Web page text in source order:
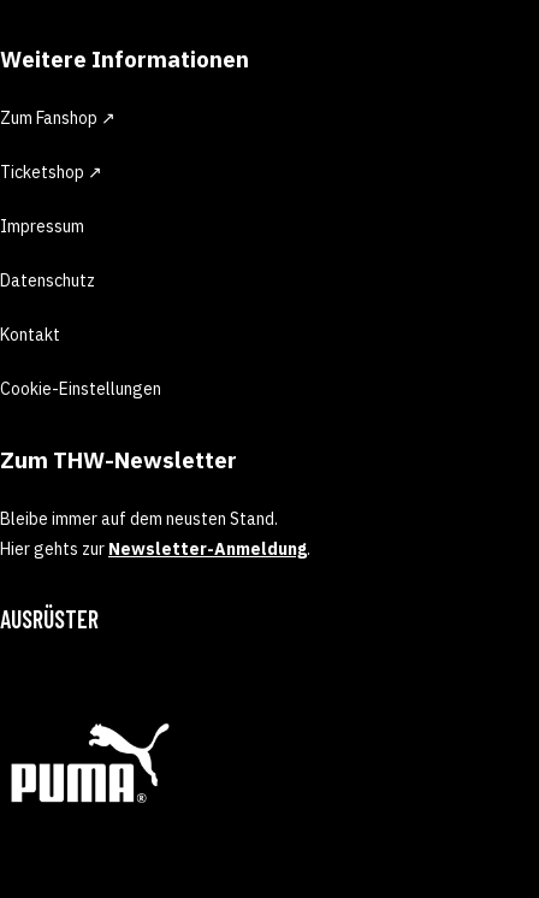
Weitere Informationen
Zum Fanshop ↗
Ticketshop ↗
Impressum
Datenschutz
Kontakt
Cookie-Einstellungen
Zum THW-Newsletter
Bleibe immer auf dem neusten Stand.
Hier gehts zur Newsletter-Anmeldung.
AUSRÜSTER